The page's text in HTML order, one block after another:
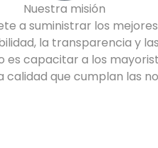
Nuestra misión
a suministrar los
la transparencia y
es capacitar a los
calidad que cumplan las